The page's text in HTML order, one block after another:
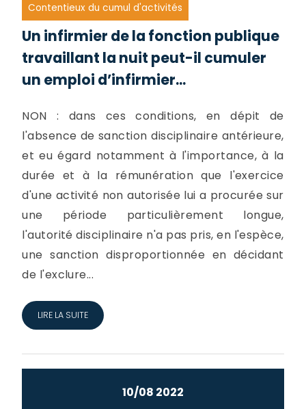
Contentieux du cumul d'activités
Un infirmier de la fonction publique
travaillant la nuit peut-il cumuler
un emploi d’infirmier...
NON : dans ces conditions, en dépit de
l'absence de sanction disciplinaire antérieure,
et eu égard notamment à l'importance, à la
durée et à la rémunération que l'exercice
d'une activité non autorisée lui a procurée sur
une période particulièrement longue,
l'autorité disciplinaire n'a pas pris, en l'espèce,
une sanction disproportionnée en décidant
de l'exclure...
LIRE LA SUITE
10/08 2022